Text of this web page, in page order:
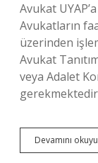
Avukat
Avukatların
üzerinden
Avukat
veya Adalet
Devamını